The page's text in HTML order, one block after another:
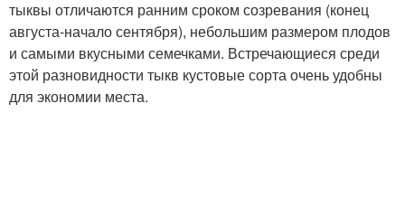
тыквы отличаются ранним сроком созревания (конец
августа-начало сентября), небольшим размером плодов
и самыми вкусными семечками. Встречающиеся среди
этой разновидности тыкв кустовые сорта очень удобны
для экономии места.